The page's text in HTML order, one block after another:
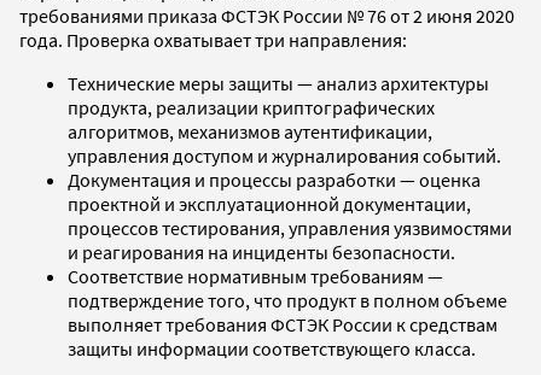
требованиями приказа ФСТЭК России № 76 от 2 июня 2020
года. Проверка охватывает три направления:
Технические меры защиты — анализ архитектуры
продукта, реализации криптографических
алгоритмов, механизмов аутентификации,
управления доступом и журналирования событий.
Документация и процессы разработки — оценка
проектной и эксплуатационной документации,
процессов тестирования, управления уязвимостями
и реагирования на инциденты безопасности.
Соответствие нормативным требованиям —
подтверждение того, что продукт в полном объеме
выполняет требования ФСТЭК России к средствам
защиты информации соответствующего класса.